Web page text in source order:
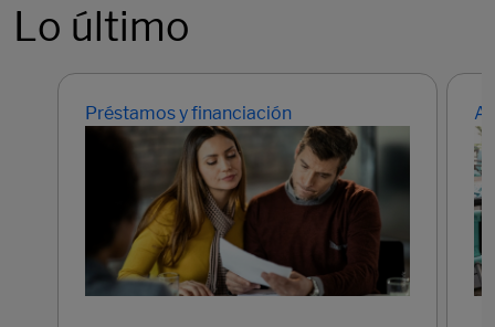
Lo último
Préstamos y financiación